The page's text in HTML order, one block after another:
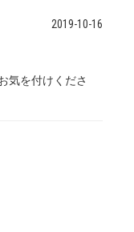
2019-10-16
気を付けくださ